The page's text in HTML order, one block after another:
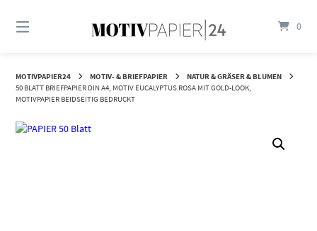
zum
0
MOTIVPAPIER24 MOTIV- & BRIEFPAPIER
NATUR & GRÄSER & BLUMEN
50 BLATT BRIEFPAPIER DIN A4, MOTIV EUCALYPTUS ROSA MIT GOLD-LOOK,
MOTIVPAPIER BEIDSEITIG BEDRUCKT